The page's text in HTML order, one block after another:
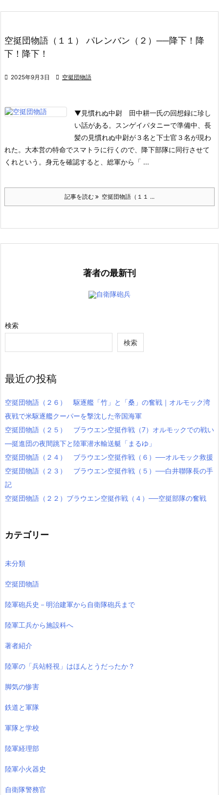
空挺団物語（１１） パレンバン（２）──降下！降
下！降下！
 2025年9月3日  空挺団物語
▼見慣れぬ中尉 田中耕一氏の回想録に珍し
い話がある。スンゲイパタニーで準備中、長
髪の見慣れぬ中尉が３名と下士官３名が現わ
れた。大本営の特命でスマトラに行くので、降下部隊に同行させて
くれという。身元を確認すると、総軍から「 ...
記事を読む 空挺団物語（１１ ...
著者の最新刊
自衛隊砲兵
検索
検索
最近の投稿
空挺団物語（２６） 駆逐艦「竹」と「桑」の奮戦｜オルモック湾
夜戦で米駆逐艦クーパーを撃沈した帝国海軍
空挺団物語（２５） ブラウエン空挺作戦（7）オルモックでの戦い
―挺進団の夜間跳下と陸軍潜水輸送艇「まるゆ」
空挺団物語（２４） ブラウエン空挺作戦（６）──オルモック救援
空挺団物語（２３） ブラウエン空挺作戦（５）──白井聯隊長の手
記
空挺団物語（２２）ブラウエン空挺作戦（４）──空挺部隊の奮戦
カテゴリー
未分類
空挺団物語
陸軍砲兵史－明治建軍から自衛隊砲兵まで
陸軍工兵から施設科へ
著者紹介
陸軍の「兵站軽視」はほんとうだったか？
脚気の惨害
鉄道と軍隊
軍隊と学校
陸軍経理部
陸軍小火器史
自衛隊警務官